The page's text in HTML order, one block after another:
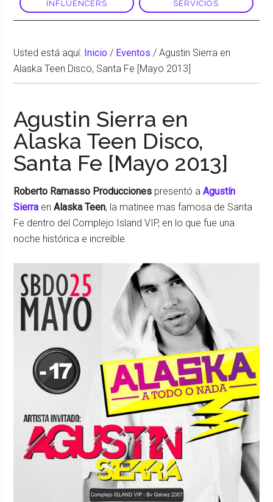
INFLUENCERS SERVICIOS
Usted está aquí: Inicio / Eventos / Agustin Sierra en
Alaska Teen Disco, Santa Fe [Mayo 2013]
Agustin Sierra en
Alaska Teen Disco,
Santa Fe [Mayo 2013]
Roberto Ramasso Producciones presentó aAgustín
Sierra enAlaska Teen, la matinee mas famosa de Santa
Fe dentro del Complejo Island VIP, en lo que fue una
noche histórica e increíble.